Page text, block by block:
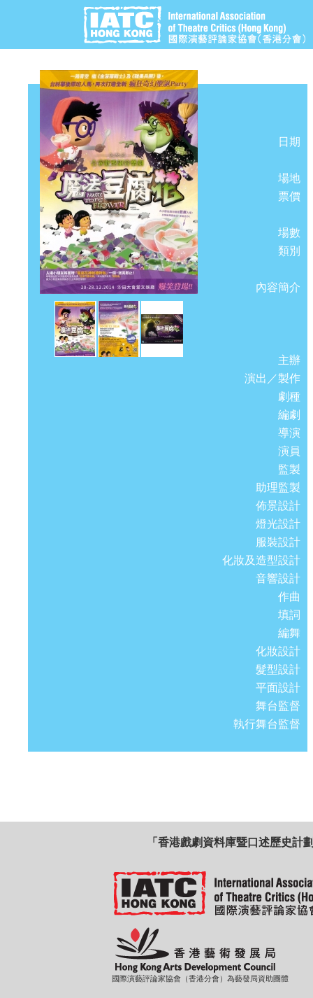
日期
場地
票價
場數
類別
內容簡介
主辦
演出／製作
劇種
編劇
導演
演員
監製
助理監製
佈景設計
燈光設計
服裝設計
化妝及造型設計
音響設計
作曲
填詞
編舞
化妝設計
髮型設計
平面設計
舞台監督
執行舞台監督
「香港戲劇資料庫暨口述歷史計
國際演藝評論家協會（香港分會）為藝發局資助團體